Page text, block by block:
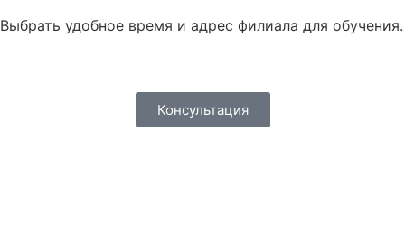
Выбрать удобное время и адрес филиала для обучения.
Консультация